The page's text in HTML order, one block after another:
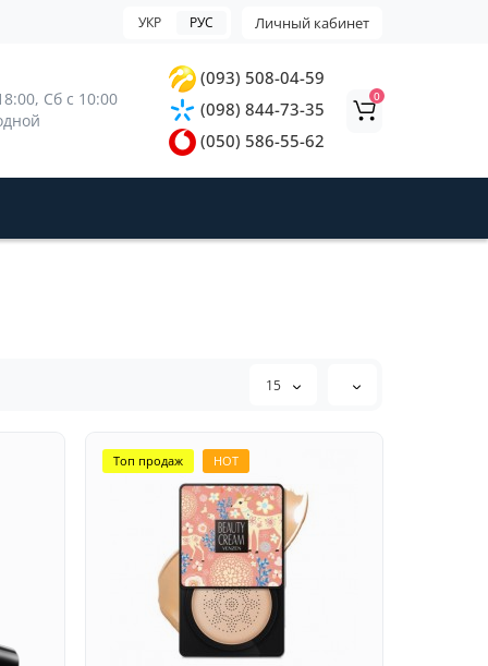
Личный кабинет
УКР РУС
Сб с 10:00
(093) 508-04-59
(098) 844-73-35
(050) 586-55-62
0
15
Топ продаж HOT